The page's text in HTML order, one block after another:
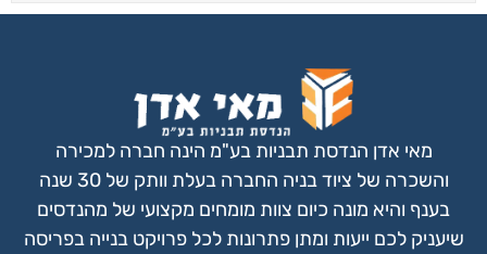
מאי אדן הנדסת תבניות בע"מ הינה חברה למכירה
והשכרה של ציוד בניה החברה בעלת וותק של 30 שנה
בענף והיא מונה כיום צוות מומחים מקצועי של מהנדסים
שיעניק לכם ייעות ומתן פתרונותלכל פרויקט בנייה בפריסה